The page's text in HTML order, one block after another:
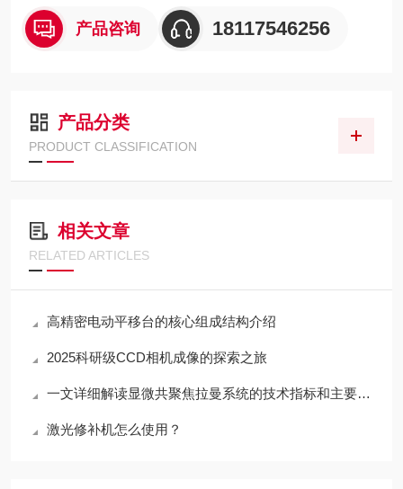
产品咨询 18117546256
产品分类
PRODUCT CLASSIFICATION
相关文章
RELATED ARTICLES
高精密电动平移台的核心组成结构介绍
2025科研级CCD相机成像的探索之旅
一文详细解读显微共聚焦拉曼系统的技术指标和主要功能
激光修补机怎么使用？